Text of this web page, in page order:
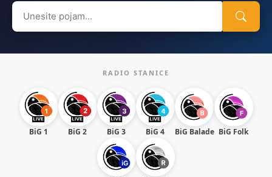
Search
for:
RADIO STANICE
BiG 1 BiG 2 BiG 3 BiG 4 BiG Balade BiG Folk